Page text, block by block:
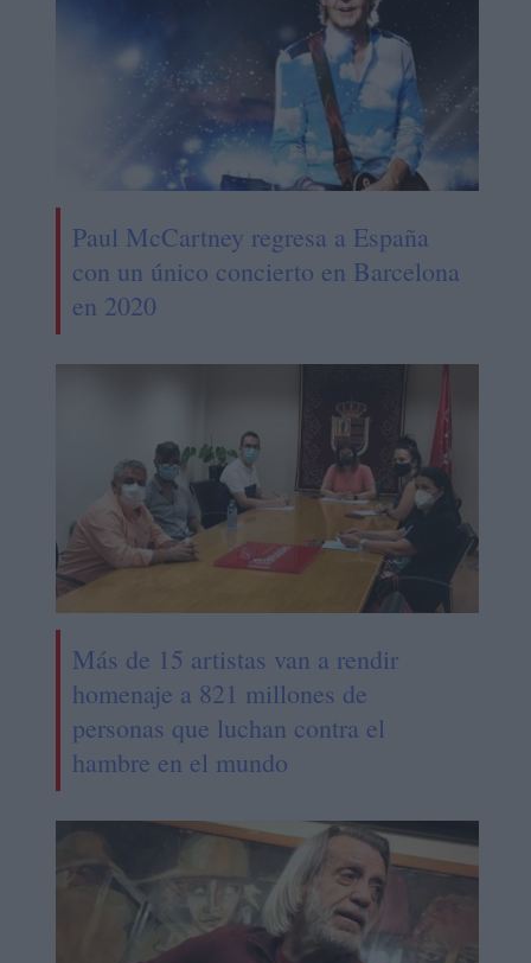
Paul McCartney regresa a España
con un único concierto en Barcelona
en 2020
Más de 15 artistas van a rendir
homenaje a 821 millones de
personas que luchan contra el
hambre en el mundo